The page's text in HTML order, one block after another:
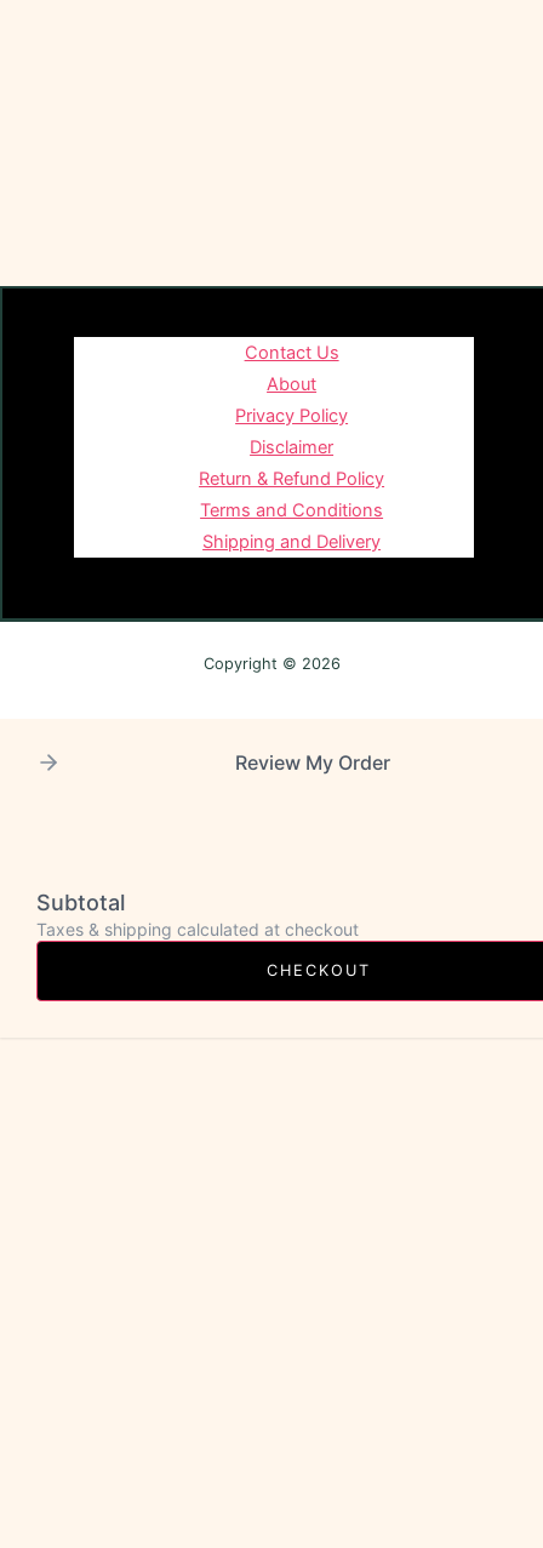
Contact Us
About
Privacy Policy
Disclaimer
Return & Refund Policy
Terms and Conditions
Shipping and Delivery
Copyright © 2026
Review My Order
Subtotal
Taxes & shipping calculated at checkout
CHECKOUT